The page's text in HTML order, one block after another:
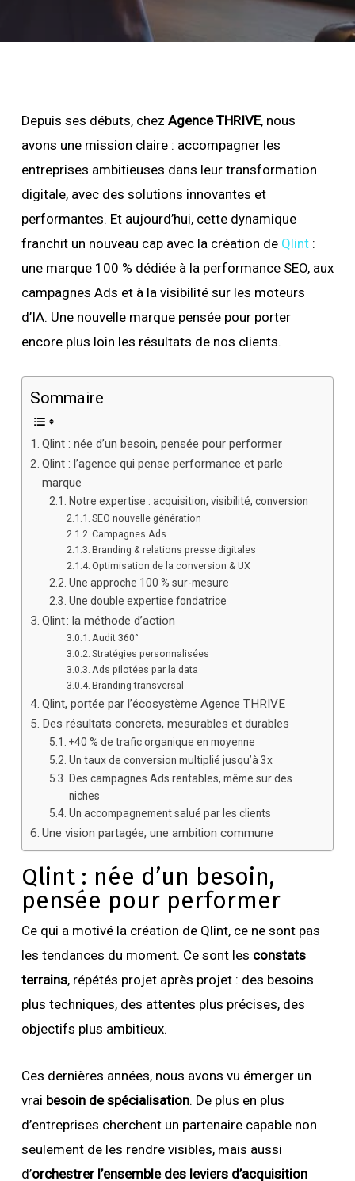
Depuis ses débuts, chez Agence THRIVE, nous
avons une mission claire : accompagner les
entreprises ambitieuses dans leur transformation
digitale, avec des solutions innovantes et
performantes. Et aujourd’hui, cette dynamique
franchit un nouveau cap avec la création de Qlint:
une marque 100 % dédiée à la performance SEO, aux
campagnes Ads et à la visibilité sur les moteurs
d’IA. Une nouvelle marque pensée pour porter
encore plus loin les résultats de nos clients.
Sommaire
Qlint : née d’un besoin, pensée pour performer
Qlint : l’agence qui pense performance et parle
marque
Notre expertise : acquisition, visibilité, conversion
SEO nouvelle génération
Campagnes Ads
Branding & relations presse digitales
Optimisation de la conversion & UX
Une approche 100 % sur-mesure
Une double expertise fondatrice
Qlint : la méthode d’action
Audit 360°
Stratégies personnalisées
Ads pilotées par la data
Branding transversal
Qlint, portée par l’écosystème Agence THRIVE
Des résultats concrets, mesurables et durables
+40 % de trafic organique en moyenne
Un taux de conversion multiplié jusqu’à 3x
Des campagnes Ads rentables, même sur des
niches
Un accompagnement salué par les clients
Une vision partagée, une ambition commune
Qlint : née d’un besoin,
pensée pour performer
Ce qui a motivé la création de Qlint, ce ne sont pas
les tendances du moment. Ce sont les constats
terrains, répétés projet après projet : des besoins
plus techniques, des attentes plus précises, des
objectifs plus ambitieux.
Ces dernières années, nous avons vu émerger un
vrai besoin de spécialisation. De plus en plus
d’entreprises cherchent un partenaire capable non
seulement de les rendre visibles, mais aussi
d’orchestrer l’ensemble des leviers d’acquisition